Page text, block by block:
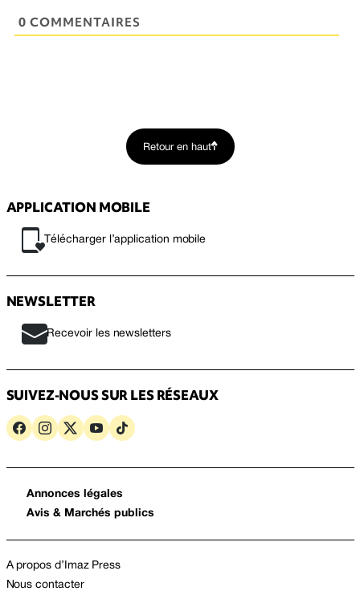
0 COMMENTAIRES
Retour en haut
APPLICATION MOBILE
Télécharger l’application mobile
NEWSLETTER
Recevoir les newsletters
SUIVEZ-NOUS SUR LES RÉSEAUX
Annonces légales
Avis & Marchés publics
A propos d’Imaz Press
Nous contacter